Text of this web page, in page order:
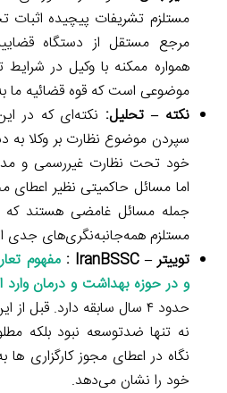
مستلزم تشریفات پیچیده
مرجع مستقل از دستگاه
همواره ممکنه با وکیل در
موضوعی است که قوه قضائیه ما
نکته – تحلیل: نکته‌ای که در
سپردن موضوع نظارت بر وکلا
خود تحت نظارت غیررسمی و
اما مسائل حاکمیتی نظیر اعطای
جمله مسائل غامضی هستند
مستلزم همه‌جانبه‌نگری‌های
توییتر –IranBSSC
:مفهوم
و در حوزه بهداشت و درمان وارد
حدود ۴ سال سابقه دارد. قبل
نه تنها ضدتوسعه نبود بلکه
نگاه در اعطای مجوز کارگزاری
خود را نشان می‌دهد.